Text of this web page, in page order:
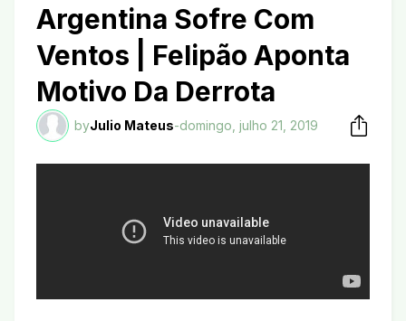
Argentina Sofre Com
Ventos | Felipão Aponta
Motivo Da Derrota
byJulio Mateus-domingo, julho 21, 2019